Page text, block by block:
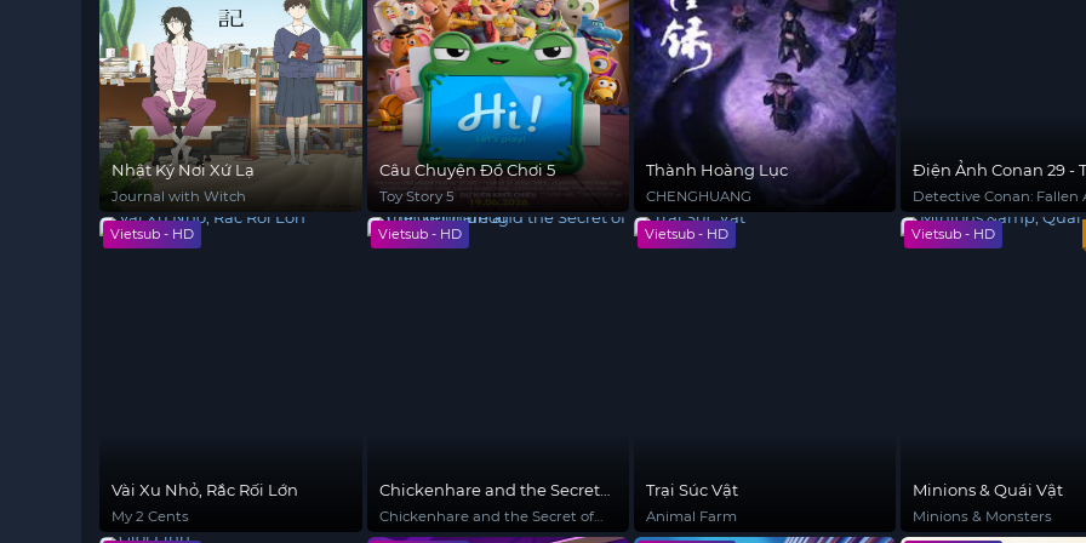
Nhật Ký Nơi Xứ Lạ
Journal with Witch
Câu Chuyện Đồ Chơi 5
Toy Story 5
Thành Hoàng Lục
CHENGHUANG
Điện Ảnh Conan 29 -
Thần Sa Ngã Trên Xa
Detective Conan: Fallen
the Highway
Vietsub - HD
Vài Xu Nhỏ, Rắc Rối Lớn
My 2 Cents
Vietsub - HD
Chickenhare and the Secret
of the Groundhog
Chickenhare and the Secret of
the Groundhog
Vietsub - HD
Trại Súc Vật
Animal Farm
Vietsub - HD
Minions & Quái Vật
Minions & Monsters